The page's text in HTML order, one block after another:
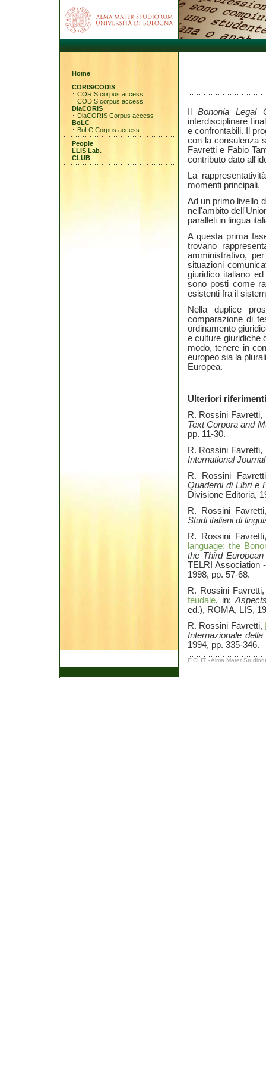
Home
CORIS/CODIS
CORIS corpus access
CODIS corpus access
DiaCORIS
DiaCORIS Corpus access
BoLC
BoLC Corpus access
People
LLiS Lab.
CLUB
IlBononia Legal
interdisciplinare
e confrontabili. Il
con la consulenza
Favretti e Fabio
contributo dato
La
momenti principali.
Ad un primo livello
nell'ambito
paralleli in lingua
A questa prima
trovano
amministrativo,
situazioni
giuridico italiano
sono posti come
esistenti fra il
Nella duplice
comparazione di
ordinamento
e culture giuridiche
modo, tenere in
europeo sia la
Europea.
Ulteriori
R. Rossini
Text Corpora and
pp. 11-30.
R. Rossini Favretti,
International
R. Rossini
Quaderni di Libri e
Divisione Editoria,
R. Rossini
Studi italiani di
R. Rossini
language: the
the Third
TELRI Association
1998, pp. 57-68.
R. Rossini
feudale, in:
ed.), ROMA, LIS,
R. Rossini Favretti,
Internazionale
1994, pp. 335-346.
FICLIT - Alma Mater